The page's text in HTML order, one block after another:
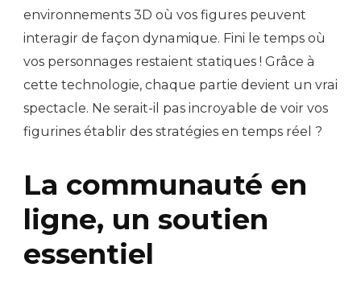
environnements 3D où vos figures peuvent
interagir de façon dynamique. Fini le temps où
vos personnages restaient statiques ! Grâce à
cette technologie, chaque partie devient un vrai
spectacle. Ne serait-il pas incroyable de voir vos
figurines établir des stratégies en temps réel ?
La communauté en
ligne, un soutien
essentiel